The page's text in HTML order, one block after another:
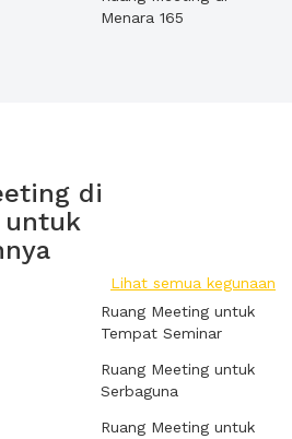
Menara 165
di
untuk
Lihat semua kegunaan
Ruang Meeting untuk
Tempat Seminar
Ruang Meeting untuk
Serbaguna
Ruang Meeting untuk